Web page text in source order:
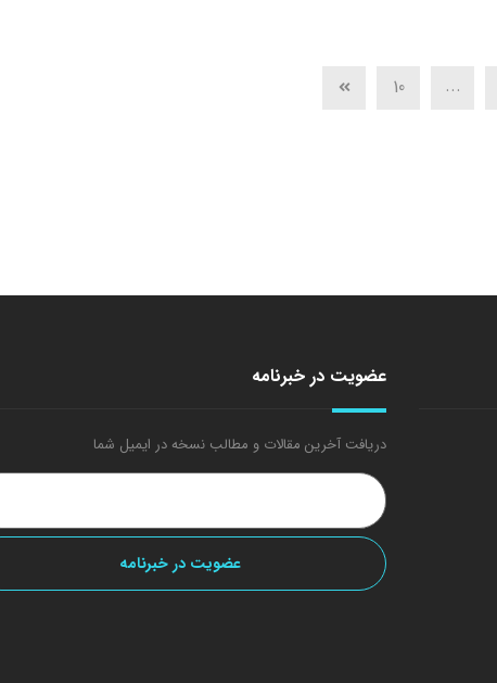
...
10
عضویت در خبرنامه
دریافت آخرین مقالات و مطالب نسخه در ایمیل شما